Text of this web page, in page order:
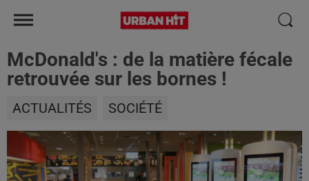
McDonald's : de la matière fécale
retrouvée sur les bornes !
ACTUALITÉS SOCIÉTÉ